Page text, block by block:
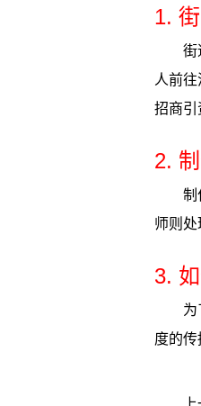
1.
街
人前
招商引
2.
制
师则
3.
为
度的